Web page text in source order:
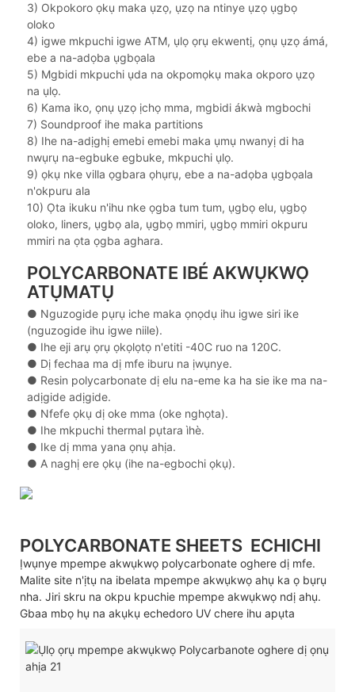
3) Okpokoro ọkụ maka ụzọ, ụzọ na ntinye ụzọ ụgbọ
oloko
4) igwe mkpuchi igwe ATM, ụlọ ọrụ ekwentị, ọnụ ụzọ ámá,
ebe a na-adọba ụgbọala
5) Mgbidi mkpuchi ụda na okpomọkụ maka okporo ụzọ
na ụlọ.
6) Kama iko, ọnụ ụzọ ịchọ mma, mgbidi ákwà mgbochi
7) Soundproof ihe maka partitions
8) Ihe na-adịghị emebi emebi maka ụmụ nwanyị di ha
nwụrụ na-egbuke egbuke, mkpuchi ụlọ.
9) ọkụ nke villa ọgbara ọhụrụ, ebe a na-adọba ụgbọala
n'okpuru ala
10) Ọta ikuku n'ihu nke ọgba tum tum, ụgbọ elu, ụgbọ
oloko, liners, ụgbọ ala, ụgbọ mmiri, ụgbọ mmiri okpuru
mmiri na ọta ọgba aghara.
POLYCARBONATE IBÉ AKWỤKWỌ
ATỤMATỤ
● Nguzogide pụrụ iche maka ọnọdụ ihu igwe siri ike
(nguzogide ihu igwe niile).
● Ihe eji arụ ọrụ ọkọlọtọ n'etiti -40C ruo na 120C.
● Dị fechaa ma dị mfe iburu na ịwụnye.
● Resin polycarbonate dị elu na-eme ka ha sie ike ma na-
adịgide adịgide.
● Nfefe ọkụ dị oke mma (oke nghọta).
● Ihe mkpuchi thermal pụtara ìhè.
● Ike dị mma yana ọnụ ahịa.
● A naghị ere ọkụ (ihe na-egbochi ọkụ).
POLYCARBONATE SHEETS ECHICHI
Ịwụnye mpempe akwụkwọ polycarbonate oghere dị mfe.
Malite site n'ịtụ na ibelata mpempe akwụkwọ ahụ ka ọ bụrụ
nha. Jiri skru na okpu kpuchie mpempe akwụkwọ ndị ahụ.
Gbaa mbọ hụ na akụkụ echedoro UV chere ihu apụta